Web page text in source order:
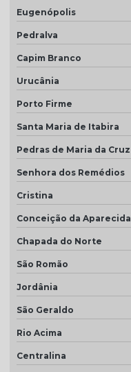
Eugenópolis
Pedralva
Capim Branco
Urucânia
Porto Firme
Santa Maria de Itabira
Pedras de Maria da Cruz
Senhora dos Remédios
Cristina
Conceição da Aparecida
Chapada do Norte
São Romão
Jordânia
São Geraldo
Rio Acima
Centralina